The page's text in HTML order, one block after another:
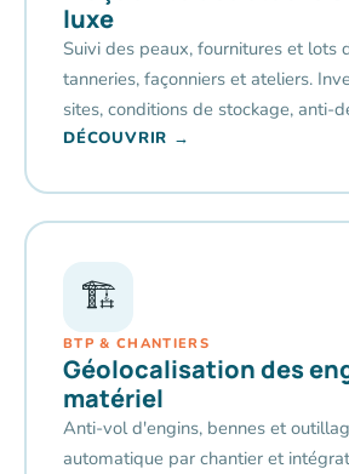
luxe
Suivi des peaux, fournitures et lots
tanneries, façonniers et ateliers.
sites, conditions de stockage, anti-
DÉCOUVRIR →
🏗️
BTP & CHANTIERS
Géolocalisation des
matériel
Anti-vol d'engins, bennes et
automatique par chantier et